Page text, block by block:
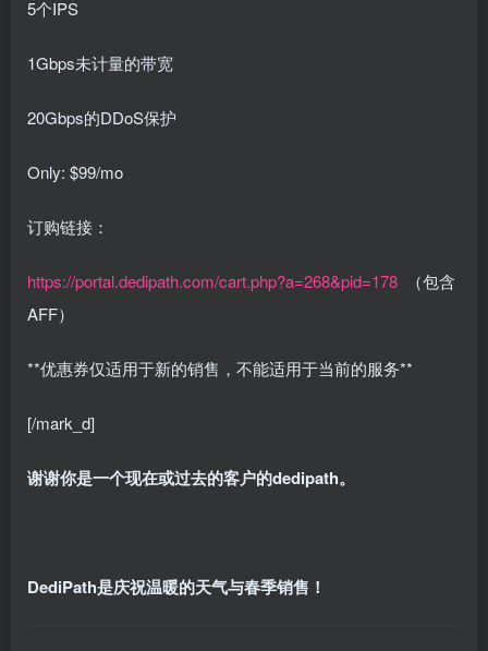
5个IPS
1Gbps未计量的带宽
20Gbps的DDoS保护
Only: $99/mo
订购链接：
https://portal.dedipath.com/cart.php?a=268&pid=178 （包含
AFF）
**优惠券仅适用于新的销售，不能适用于当前的服务**
[/mark_d]
谢谢你是一个现在或过去的客户的dedipath。
DediPath是庆祝温暖的天气与春季销售！